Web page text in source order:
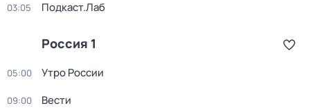
03:05 Подкаст.Лаб
Россия 1
05:00 Утро России
09:00 Вести